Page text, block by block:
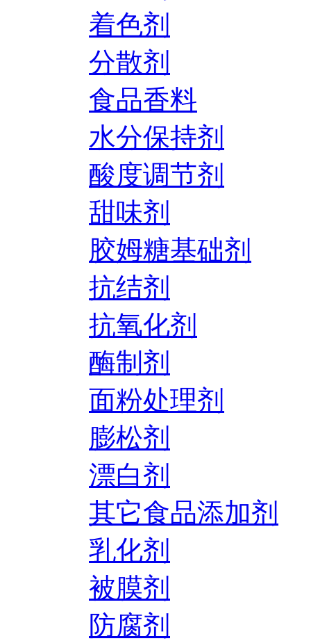
着色剂
分散剂
食品香料
水分保持剂
酸度调节剂
甜味剂
胶姆糖基础剂
抗结剂
抗氧化剂
酶制剂
面粉处理剂
膨松剂
漂白剂
其它食品添加剂
乳化剂
被膜剂
防腐剂